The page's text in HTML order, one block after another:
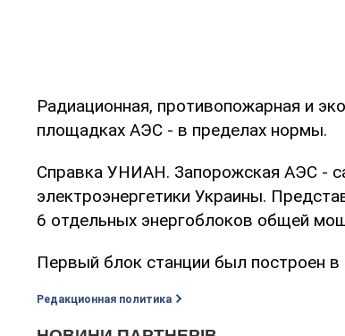
Радиационная, противопожарная и
площадках АЭС - в пределах нормы.
Справка УНИАН. Запорожская АЭС -
электроэнергетики Украины.
6 отдельных энергоблоков общей
Первый блок станции был построен в
Редакционная политика